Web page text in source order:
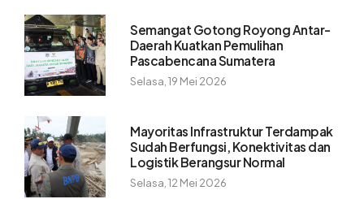
Semangat Gotong Royong Antar-
Daerah Kuatkan Pemulihan
Pascabencana Sumatera
Selasa, 19 Mei 2026
Mayoritas Infrastruktur Terdampak
Sudah Berfungsi, Konektivitas dan
Logistik Berangsur Normal
Selasa, 12 Mei 2026